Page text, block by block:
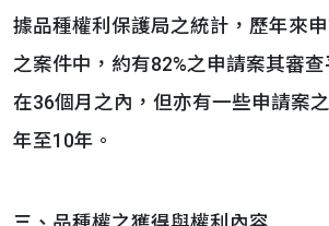
據品種權利保護局之統計，歷年來
之案件中，約有82%之申請案其審
在36個月之內，但亦有一些申請案
年至10年。